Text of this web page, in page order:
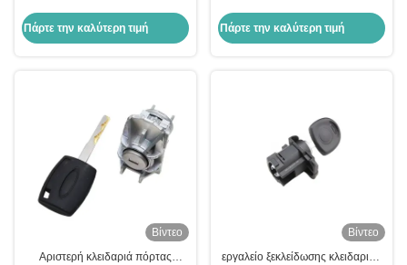
κλειδαριά ανάφλεξης, θυρών και
πορτμπαγκάζ για οχήματα
Πάρτε την καλύτερη τιμή
εργαλεία διάλεξης κλειδαριού
Πάρτε την καλύτερη τιμή
Βίντεο
Αριστερή κλειδαριά πόρτας
Βίντεο
εργαλείο ξεκλείδωσης κλειδαριού